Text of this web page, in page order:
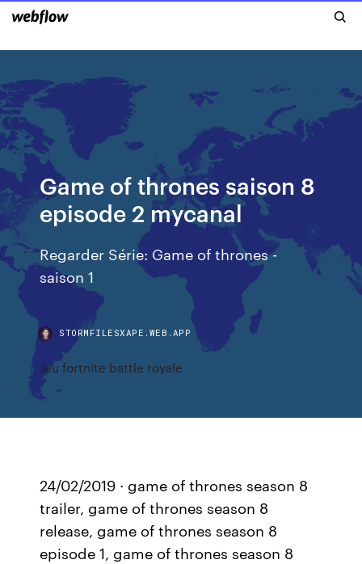
Game of thrones saison 8
episode 2 mycanal
Regarder Série: Game of thrones -
saison 1
STORMFILESXAPE.WEB.APP
Jeu fortnite battle royale
24/02/2019 · game of thrones season 8
trailer, game of thrones season 8
release, game of thrones season 8
episode 1, game of thrones season 8